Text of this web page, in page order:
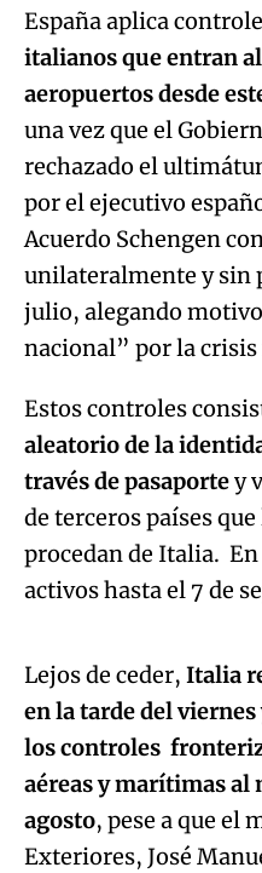
España aplica
italianos que entran
aeropuertos desde
una vez que el
rechazado el
por el ejecutivo
Acuerdo Schengen
unilateralmente y sin
julio, alegando
nacional” por la
Estos controles
aleatorio de la
través de pasaportey
de terceros países
procedan de Italia.
activos hasta el 7 de
Algo
An error occurred,
Lejos de ceder, Italia
en la tarde del
los controles
aéreas y marítimas al
agosto, pese a que el
Exteriores, José